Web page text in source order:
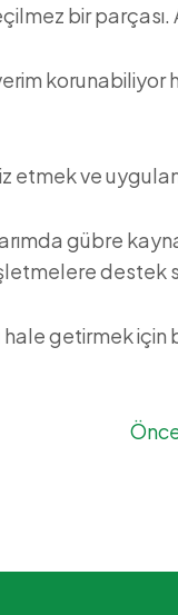
bir
etmek ve
gübre
destek
getirmek için